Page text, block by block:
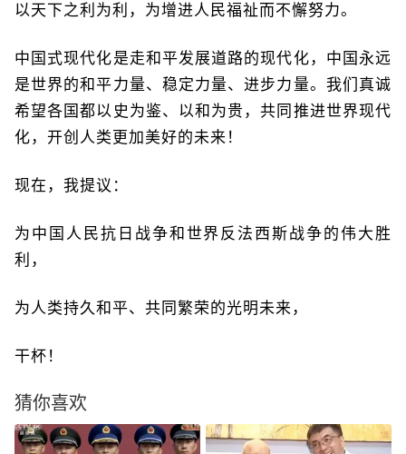
以天下之利为利，为增进人民福祉而不懈努力。
中国式现代化是走和平发展道路的现代化，中国永远
是世界的和平力量、稳定力量、进步力量。我们真诚
希望各国都以史为鉴、以和为贵，共同推进世界现代
化，开创人类更加美好的未来！
现在，我提议：
为中国人民抗日战争和世界反法西斯战争的伟大胜
利，
为人类持久和平、共同繁荣的光明未来，
干杯！
猜你喜欢